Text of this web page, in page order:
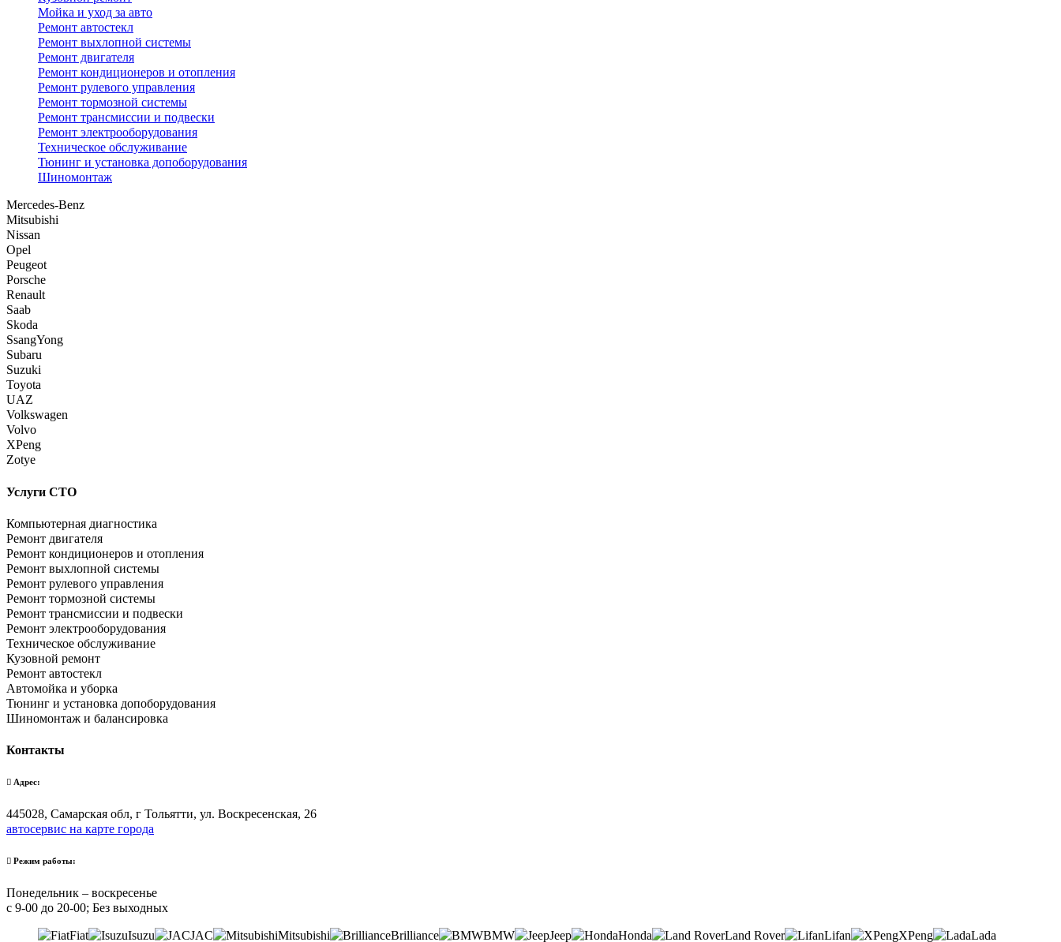
Мойка и уход за авто
Ремонт автостекл
Ремонт выхлопной системы
Ремонт двигателя
Ремонт кондиционеров и отопления
Ремонт рулевого управления
Ремонт тормозной системы
Ремонт трансмиссии и подвески
Ремонт электрооборудования
Техническое обслуживание
Тюнинг и установка допоборудования
Шиномонтаж
Mercedes-Benz
Mitsubishi
Nissan
Opel
Peugeot
Porsche
Renault
Saab
Skoda
SsangYong
Subaru
Suzuki
Toyota
UAZ
Volkswagen
Volvo
XPeng
Zotye
Услуги СТО
Компьютерная диагностика
Ремонт двигателя
Ремонт кондиционеров и отопления
Ремонт выхлопной системы
Ремонт рулевого управления
Ремонт тормозной системы
Ремонт трансмиссии и подвески
Ремонт электрооборудования
Техническое обслуживание
Кузовной ремонт
Ремонт автостекл
Автомойка и уборка
Тюнинг и установка допоборудования
Шиномонтаж и балансировка
Контакты
Адрес:
445028, Самарская обл, г Тольятти, ул. Воскресенская, 26
автосервис на карте города
Режим работы:
Понедельник – воскресенье
с 9-00 до 20-00; Без выходных
Fiat Isuzu JAC Mitsubishi Brilliance BMW Jeep Honda Land Rover Lifan XPeng Lada